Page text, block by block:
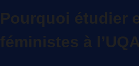
Pourquoi étudier
féministes à